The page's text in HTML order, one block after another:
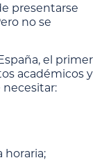
presentarse
no se
el primer
académicos y
horaria;